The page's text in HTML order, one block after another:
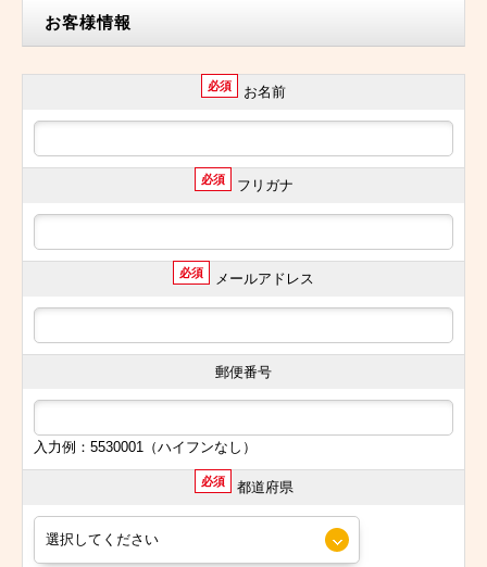
お客様情報
必須 お名前
必須 フリガナ
必須 メールアドレス
郵便番号
入力例：5530001（ハイフンなし）
必須 都道府県